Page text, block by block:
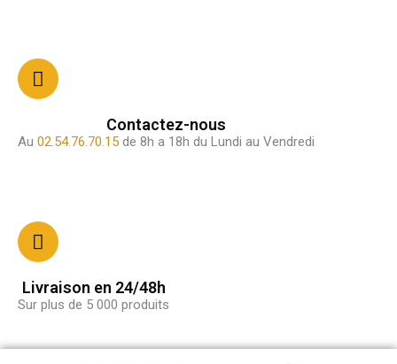
Contactez-nous
Au 02.54.76.70.15 de 8h a 18h du Lundi au Vendredi
Livraison en 24/48h
Sur plus de 5 000 produits